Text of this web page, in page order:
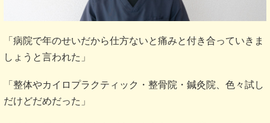
「病院で年のせいだから仕方ないと痛みと付き合っていきま
しょうと言われた」
「整体やカイロプラクティック・整骨院・鍼灸院、色々試し
だけどだめだった」